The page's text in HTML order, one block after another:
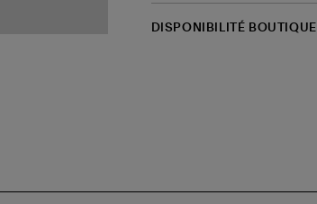
DISPONIBILITÉ BOUTIQUE